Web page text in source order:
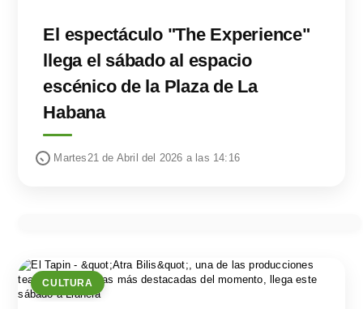
El espectáculo "The Experience"
llega el sábado al espacio
escénico de la Plaza de La
Habana
Martes21 de Abril del 2026 a las 14:16
CULTURA